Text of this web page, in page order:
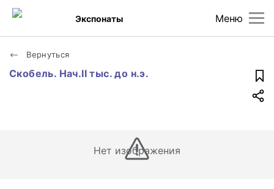
Меню
Экспонаты
Вернуться
Скобель. Нач.II тыс. до н.э.
Нет изображения